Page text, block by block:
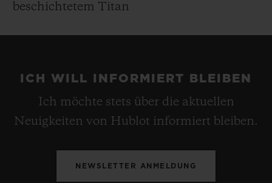
beschichtetem Titan
ICH WILL INFORMIERT BLEIBEN
Ich möchte stets über die aktuellen
Neuigkeiten von Hublot informiert bleiben.
NEWSLETTER ANMELDUNG